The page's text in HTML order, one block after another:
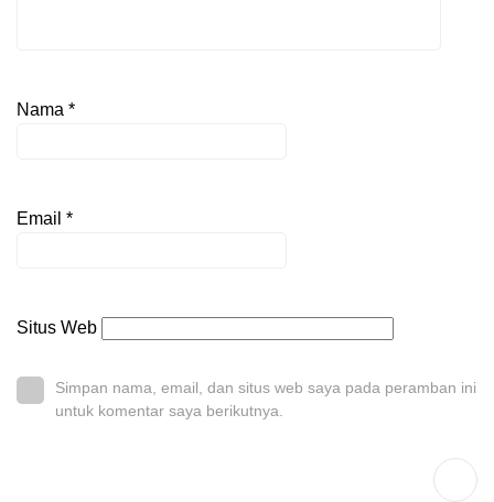
Nama *
Email *
Situs Web
Simpan nama, email, dan situs web saya pada peramban ini
untuk komentar saya berikutnya.